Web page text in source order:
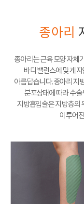
종아리
종아리는 근육 모양 자체
바디 밸런스에 맞게
아름답습니다. 종아리 지
분포상태에 따라 수
지방흡입술은 지방층의
이루어